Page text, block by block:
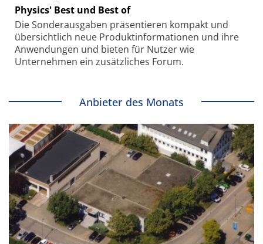
Physics' Best und Best of
Die Sonder­ausgaben präsentieren kompakt und
übersichtlich neue Produkt­informationen und ihre
Anwendungen und bieten für Nutzer wie
Unternehmen ein zusätzliches Forum.
Anbieter des Monats